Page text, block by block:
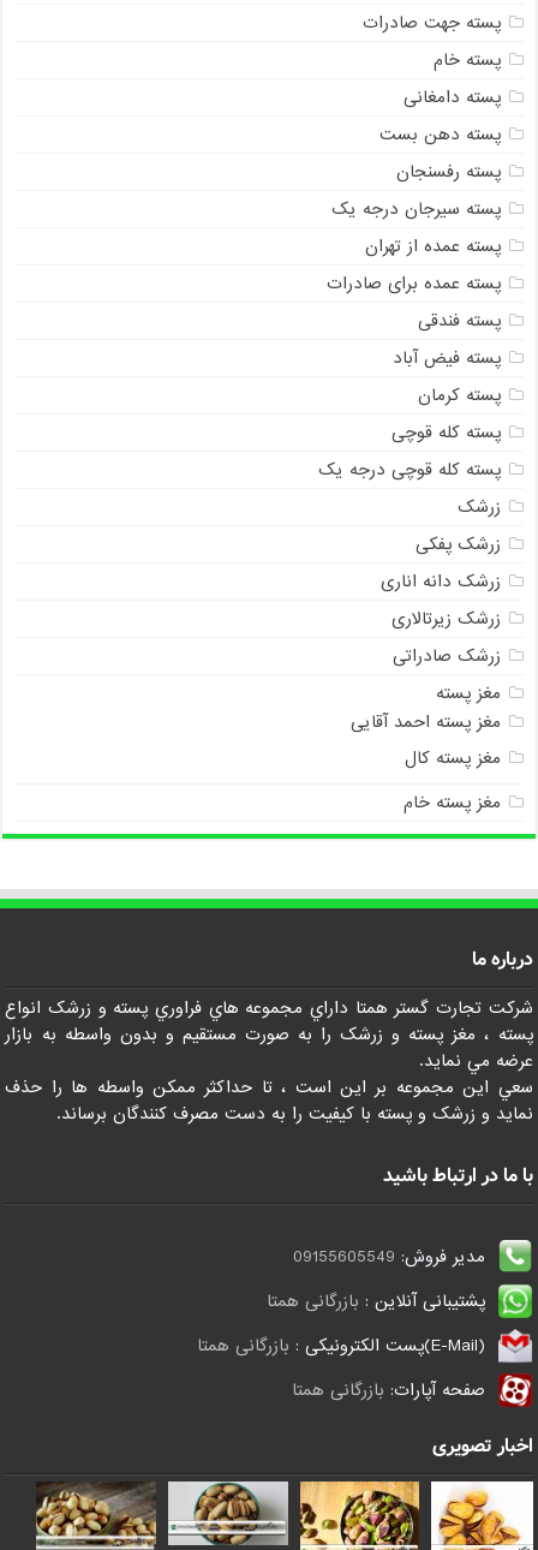
پسته جهت صادرات
پسته خام
پسته دامغانی
پسته دهن بست
پسته رفسنجان
پسته سیرجان درجه یک
پسته عمده از تهران
پسته عمده برای صادرات
پسته فندقی
پسته فیض آباد
پسته کرمان
پسته کله قوچی
پسته کله قوچی درجه یک
زرشک
زرشک پفکی
زرشک دانه اناری
زرشک زیرتالاری
زرشک صادراتی
مغز پسته
مغز پسته احمد آقایی
مغز پسته کال
مغز پسته خام
درباره ما
شرکت تجارت گستر همتا داراي مجموعه هاي فراوري پسته و زرشک انواع
پسته ، مغز پسته و زرشک را به صورت مستقيم و بدون واسطه به بازار
عرضه مي نمايد.
سعي اين مجموعه بر اين است ، تا حداکثر ممکن واسطه ها را حذف
نمايد و زرشک و پسته با کيفيت را به دست مصرف کنندگان برساند.
با ما در ارتباط باشید
مدیر فروش: 09155605549
پشتیبانی آنلاین : بازرگانی همتا
(E-Mail)پست الکترونیکی :
بازرگانی همتا
صفحه آپارات: بازرگانی همتا
اخبار تصویری